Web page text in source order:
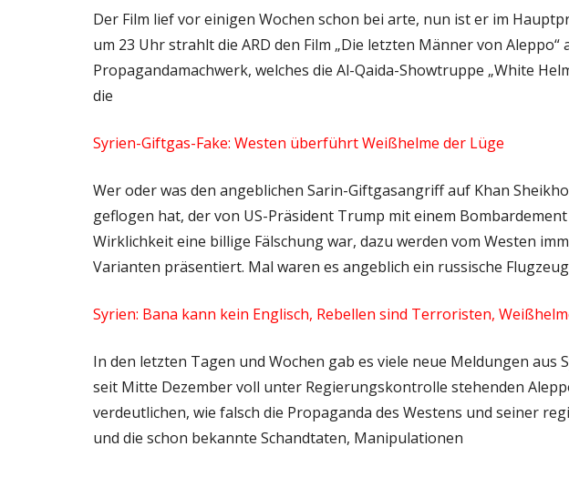
Der Film lief vor einigen Wochen schon bei arte, nun ist er im
um 23 Uhr strahlt die ARD den Film „Die letzten Männer von Aleppo“
Propagandamachwerk, welches die Al-Qaida-Showtruppe „White
die
Syrien-Giftgas-Fake: Westen überführt Weißhelme der Lüge
Wer oder was den angeblichen Sarin-Giftgasangriff auf Khan
geflogen hat, der von US-Präsident Trump mit einem
Wirklichkeit eine billige Fälschung war, dazu werden vom Westen
Varianten präsentiert. Mal waren es angeblich ein russische
Syrien: Bana kann kein Englisch, Rebellen sind Terroristen,
In den letzten Tagen und Wochen gab es viele neue Meldungen aus
seit Mitte Dezember voll unter Regierungskontrolle stehenden
verdeutlichen, wie falsch die Propaganda des Westens und seiner
und die schon bekannte Schandtaten, Manipulationen